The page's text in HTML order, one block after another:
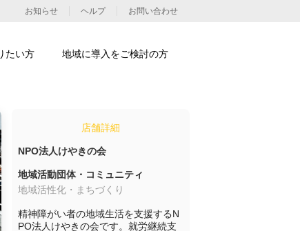
店舗詳細
NPO法人けやきの会
地域活動団体・コミュニティ
地域活性化・まちづくり
精神障がい者の地域生活を支援するN
PO法人けやきの会です。就労継続支
お知らせ ヘルプ お問い合わせ
たい方 地域に導入をご検討の方